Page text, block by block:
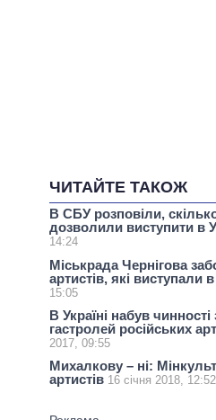
ЧИТАЙТЕ ТАКОЖ
В СБУ розповіли,
дозволили виступити в
14:24
Міськрада Чернігова
артистів, які виступали
15:05
В Україні набув
гастролей російських
2017, 09:55
Михалкову – ні:
артистів 16 січня 2018, 12:52